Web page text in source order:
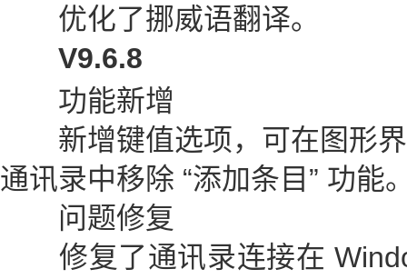
优化了挪威语翻译。
V9.6.8
功能新增
新增键值选项，可在图形界
通讯录中移除 “添加条目” 功能
问题修复
修复了通讯录连接在